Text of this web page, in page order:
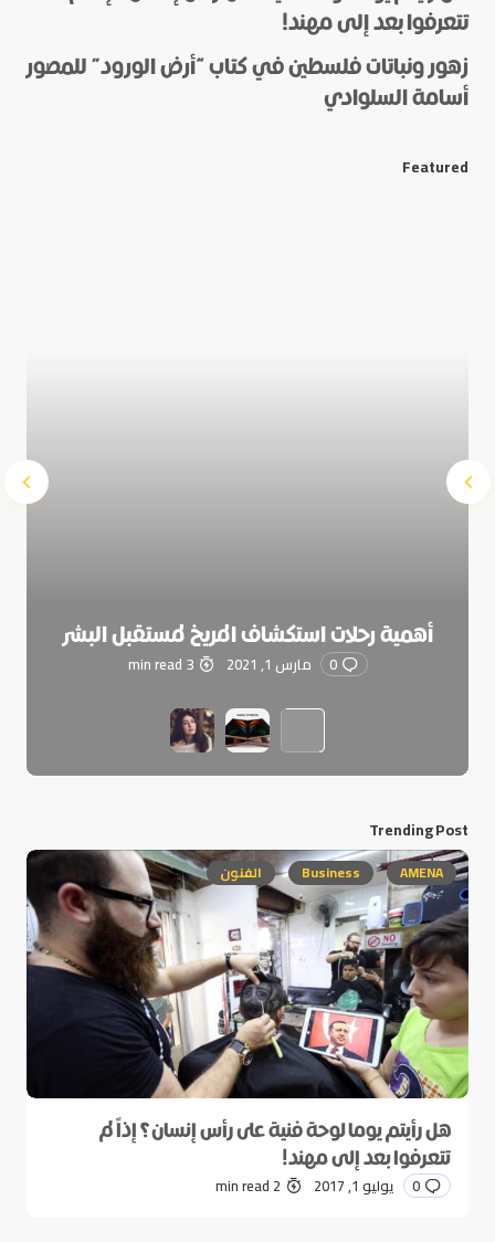
E-mail
*
تتعرفوا بعد إلى مهند!
زهور ونباتات فلسطين في كتاب “أرض الورود” للمصور
أسامة السلوادي
Featured
أهمية رحلات استكشاف المريخ لمستقبل البشر
0 مارس 1, 2021 3 min read
Trending Post
AMENA
Business الفنون
هل رأيتم يوما لوحة فنية على رأس إنسان؟ إذاً لم
تتعرفوا بعد إلى مهند!
0 يوليو 1, 2017 2 min read